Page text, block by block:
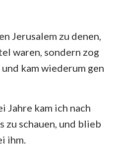
Jerusalem zu denen,
waren, sondern zog
kam wiederum gen
Jahre kam ich nach
zu schauen, und blieb
ihm.